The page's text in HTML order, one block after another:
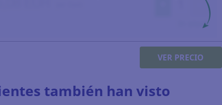
VER PRECIO
también han visto